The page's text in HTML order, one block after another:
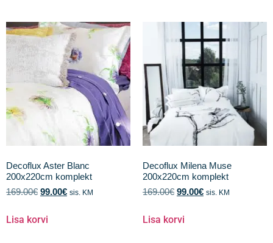
Decoflux Aster Blanc
200x220cm komplekt
169.00€ 99.00€ sis. KM
Lisa korvi
Decoflux Milena Muse
200x220cm komplekt
169.00€ 99.00€ sis. KM
Lisa korvi